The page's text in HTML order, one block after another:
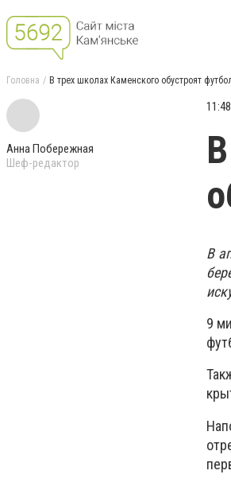
Головна В трех школах Каменского обустроят
Анна Побережная
Шеф-редактор
В
9